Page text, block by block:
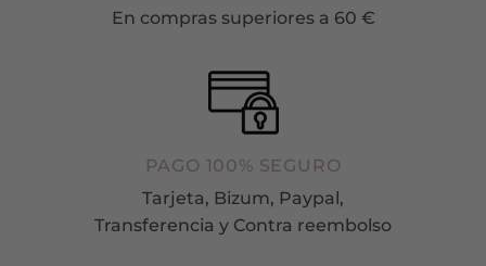
En compras superiores a 60 €
PAGO 100% SEGURO
Tarjeta, Bizum, Paypal,
Transferencia y Contra reembolso